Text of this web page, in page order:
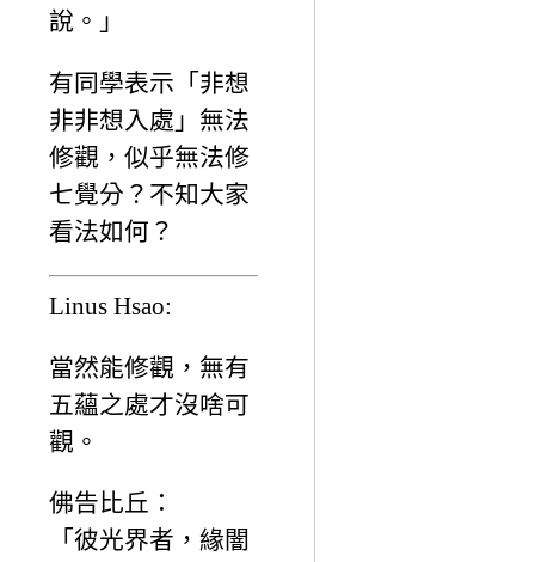
說。」
有同學表示「非想
非非想入處」無法
修觀，似乎無法修
七覺分？不知大家
看法如何？
Linus Hsao:
當然能修觀，無有
五蘊之處才沒啥可
觀。
佛告比丘：
「彼光界者，緣闇